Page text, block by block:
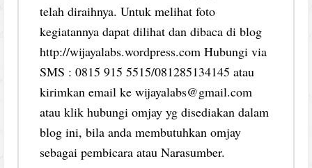
telah diraihnya. Untuk melihat foto
kegiatannya dapat dilihat dan dibaca di blog
http://wijayalabs.wordpress.com Hubungi via
SMS : 0815 915 5515/081285134145 atau
kirimkan email ke wijayalabs@gmail.com
atau klik hubungi omjay yg disediakan dalam
blog ini, bila anda membutuhkan omjay
sebagai pembicara atau Narasumber.